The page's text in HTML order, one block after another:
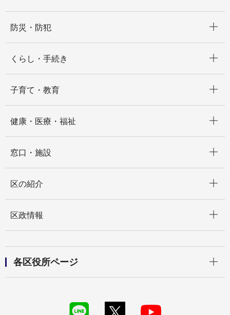
防災・防犯
くらし・手続き
子育て・教育
健康・医療・福祉
窓口・施設
区の紹介
区政情報
各区役所ページ